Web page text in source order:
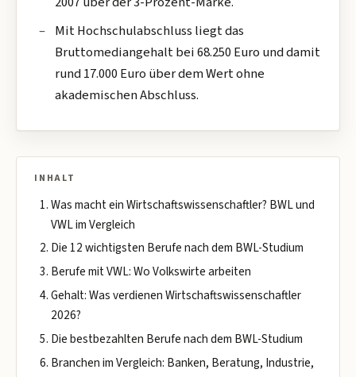
Mit Hochschulabschluss liegt das
Bruttomediangehalt bei 68.250 Euro und damit
rund 17.000 Euro über dem Wert ohne
akademischen Abschluss.
INHALT
Was macht ein Wirtschaftswissenschaftler? BWL und
VWL im Vergleich
Die 12 wichtigsten Berufe nach dem BWL-Studium
Berufe mit VWL: Wo Volkswirte arbeiten
Gehalt: Was verdienen Wirtschaftswissenschaftler
2026?
Die bestbezahlten Berufe nach dem BWL-Studium
Branchen im Vergleich: Banken, Beratung, Industrie,